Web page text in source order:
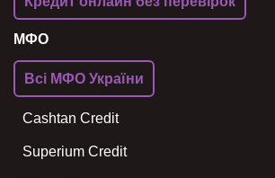
МФО
Всі МФО України
Cashtan Credit
Superium Credit